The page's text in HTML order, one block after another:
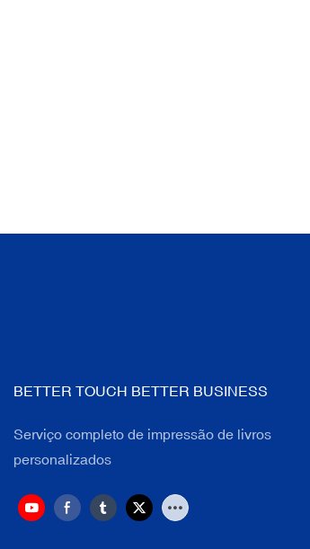
BETTER TOUCH BETTER BUSINESS
Serviço completo de impressão de livros
personalizados